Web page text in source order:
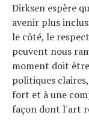
Dirksen espère
avenir plus
le côté, le
peuvent nous
moment doit
politiques
fort et à une
façon dont l'art